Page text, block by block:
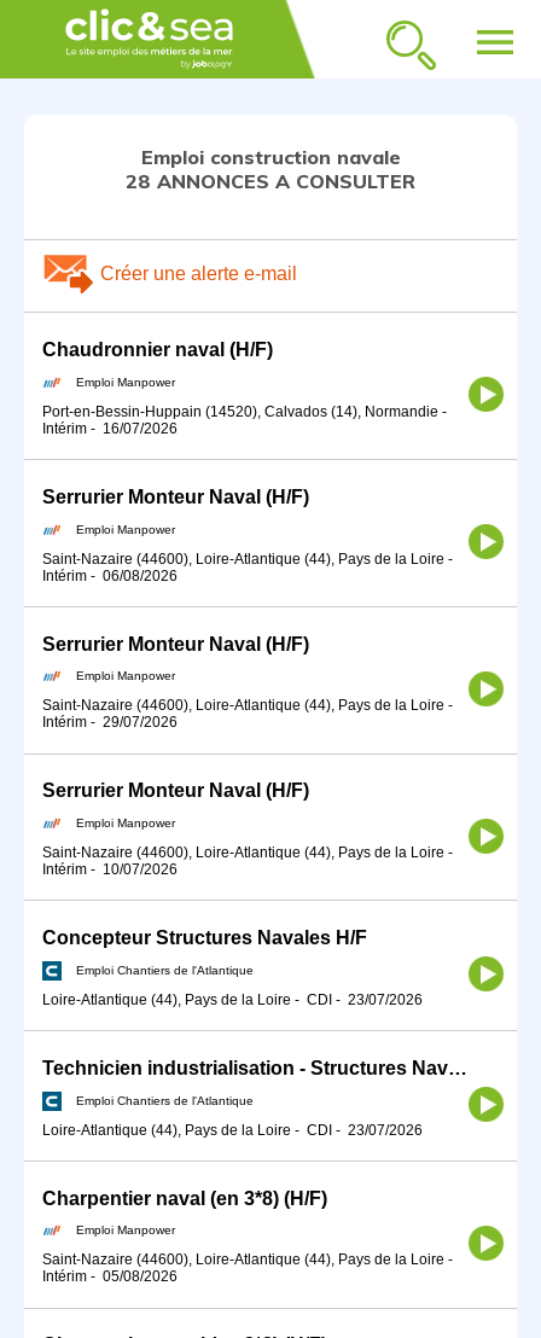
menu
Emploi construction navale
28 ANNONCES A CONSULTER
Créer une alerte e-mail
Chaudronnier naval (H/F)
Emploi Manpower
Port-en-Bessin-Huppain (14520), Calvados (14), Normandie -
Intérim - 16/07/2026
Serrurier Monteur Naval (H/F)
Emploi Manpower
Saint-Nazaire (44600), Loire-Atlantique (44), Pays de la Loire -
Intérim - 06/08/2026
Serrurier Monteur Naval (H/F)
Emploi Manpower
Saint-Nazaire (44600), Loire-Atlantique (44), Pays de la Loire -
Intérim - 29/07/2026
Serrurier Monteur Naval (H/F)
Emploi Manpower
Saint-Nazaire (44600), Loire-Atlantique (44), Pays de la Loire -
Intérim - 10/07/2026
Concepteur Structures Navales H/F
Emploi Chantiers de l'Atlantique
Loire-Atlantique (44), Pays de la Loire - CDI - 23/07/2026
Technicien industrialisation - Structures Navales H/F
Emploi Chantiers de l'Atlantique
Loire-Atlantique (44), Pays de la Loire - CDI - 23/07/2026
Charpentier naval (en 3*8) (H/F)
Emploi Manpower
Saint-Nazaire (44600), Loire-Atlantique (44), Pays de la Loire -
Intérim - 05/08/2026